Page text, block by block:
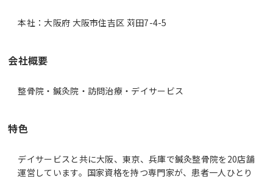
本社：大阪府 大阪市住吉区 苅田7-4-5
会社概要
整骨院・鍼灸院・訪問治療・デイサービス
特色
デイサービスと共に大阪、東京、兵庫で鍼灸整骨院を20店舗
運営しています。国家資格を持つ専門家が、患者一人ひとり